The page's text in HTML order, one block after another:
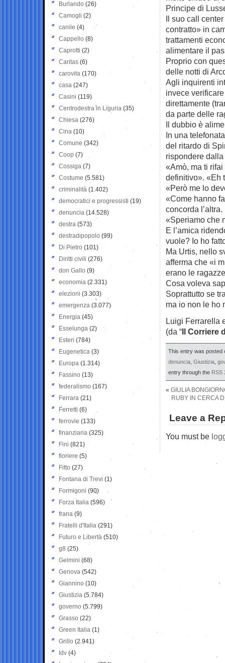
Principe di
Il suo call
contratto» in
trattamenti
alimentare il
Proprio con
delle notti di
Agli inquirenti
invece
direttamente
da parte delle
Il dubbio è
In una
del ritardo di
rispondere
«Amò, ma ti
definitivo». «Eh
«Però me lo
«Come hanno
concorda l’altra.
«Speriamo che
E l’amica
vuole? Io ho
Ma Urtis, nello
afferma che «i
erano le
Cosa voleva
Soprattutto se
ma io non le ho
Luigi Ferrarella
(da “Il Corriere
This entry was posted
denuncia,Giustizia,
entry through theRSS
« GIULIA
RUBY IN CERCA
Leave a
You must be
Burlando (26)
Camogli (2)
canile (4)
Cappello (8)
Caprotti (2)
Caritas (6)
carovita (170)
casa (247)
Casini (119)
Centrodestra in Liguria (35)
Chiesa (276)
Cina (10)
Comune (342)
Coop (7)
Cossiga (7)
Costume (5.581)
criminalità (1.402)
democratici e progressisti (19)
denuncia (14.528)
destra (573)
destradipopolo (99)
Di Pietro (101)
Diritti civili (276)
don Gallo (9)
economia (2.331)
elezioni (3.303)
emergenza (3.077)
Energia (45)
Esselunga (2)
Esteri (784)
Eugenetica (3)
Europa (1.314)
Fassino (13)
federalismo (167)
Ferrara (21)
Ferretti (6)
ferrovie (133)
finanziaria (325)
Fini (821)
fioriere (5)
Fitto (27)
Fontana di Trevi (1)
Formigoni (90)
Forza Italia (596)
frana (9)
Fratelli d'Italia (291)
Futuro e Libertà (510)
g8 (25)
Gelmini (68)
Genova (542)
Giannino (10)
Giustizia (5.784)
governo (5.799)
Grasso (22)
Green Italia (1)
Grillo (2.941)
Idv (4)